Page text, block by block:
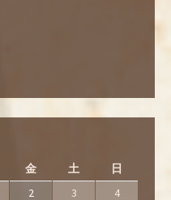
金 土
日
2 3 4